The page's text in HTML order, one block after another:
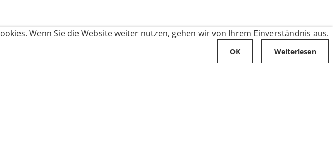
Wenn Sie die Website weiter nutzen, gehen wir von Ihrem Einverständnis aus.
OK Weiterlesen